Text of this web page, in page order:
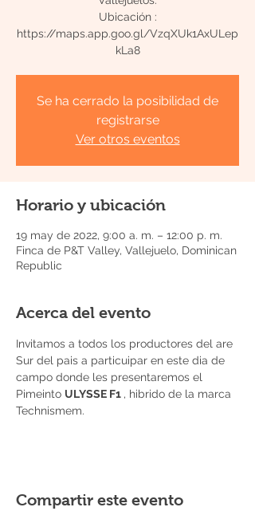
Ubicación :
https://maps.app.goo.gl/VzqXUk1AxULep
kLa8
Se ha cerrado la posibilidad de
registrarse
Ver otros eventos
Horario y ubicación
19 may de 2022, 9:00 a. m. – 12:00 p. m.
Finca de P&T Valley, Vallejuelo, Dominican
Republic
Acerca del evento
Invitamos a todos los productores del are
Sur del pais a particuipar en este dia de
campo donde les presentaremos el
Pimeinto ULYSSE F1 , hibrido de la marca
Technismem.
Compartir este evento